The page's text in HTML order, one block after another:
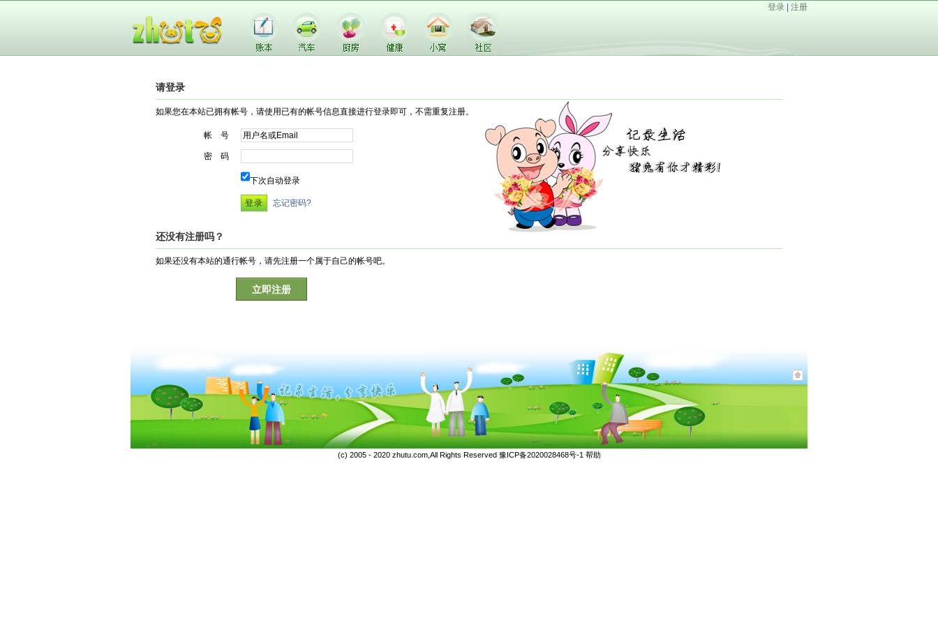
登录 注册
请登录
如果您在本站已拥有帐号，请使用已有的帐号信息直接进行登录即可，不需重复注册。
帐 号
密 码
下次自动登录
忘记密码?
还没有注册吗？
如果还没有本站的通行帐号，请先注册一个属于自己的帐号吧。
立即注册
(c) 2005 - 2020 zhutu.com,All Rights Reserved 豫ICP备2020028468号-1 帮助